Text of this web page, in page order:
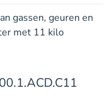
gassen, geuren en
met 11 kilo